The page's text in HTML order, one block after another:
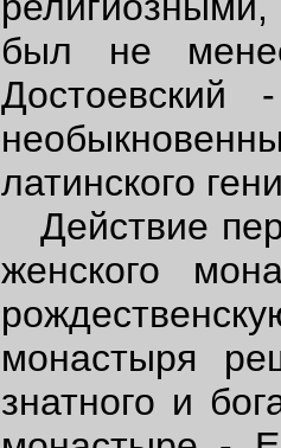
был не
Достоевский
латинского
Действие
женского
монастыря
знатного и